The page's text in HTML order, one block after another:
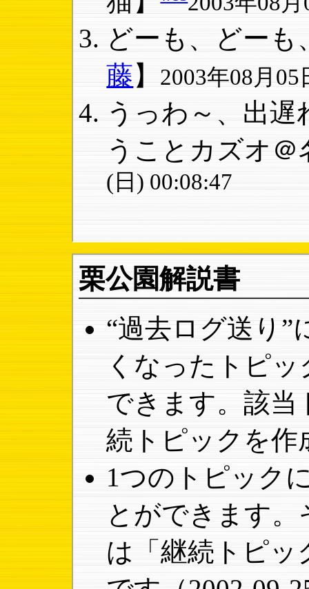
どーも、どーも
藤】 2003年08月05
うっわ～、出遅
うことカズオ＠
(日) 00:08:47
栗公園解説書
“過去ログ送り
くなったトピ
できます。該当
続トピックを作
1つのトピック
とができます
は「継続トピッ